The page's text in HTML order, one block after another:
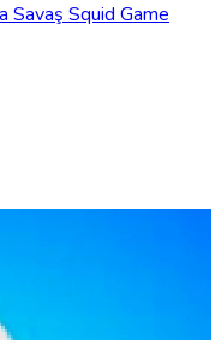
Savaş Squid Game